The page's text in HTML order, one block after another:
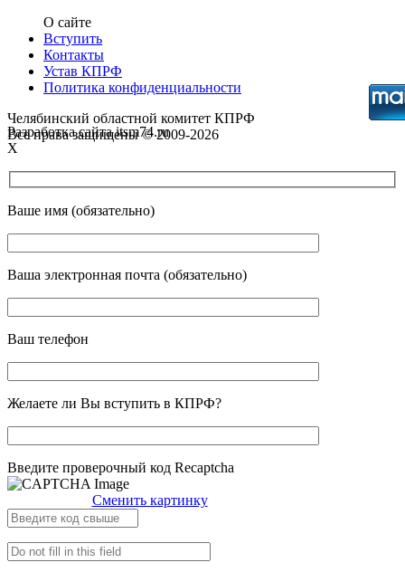
О сайте
Вступить
Контакты
Устав КПРФ
Политика конфиденциальности
Челябинский областной комитет КПРФ
Все права защищены © 2009-2026
Разработка сайта itsm74.ru
X
Ваше имя (обязательно)
Ваша электронная почта (обязательно)
Ваш телефон
Желаете ли Вы вступить в КПРФ?
Введите проверочный код Recaptcha
Сменить картинку